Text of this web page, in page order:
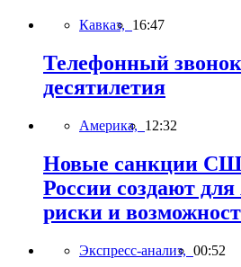
Кавказ, 16:47
Телефонный
десятилетия
Америка, 12:32
Новые санкции
России создают
риски и
Экспресс-анализ, 00:52